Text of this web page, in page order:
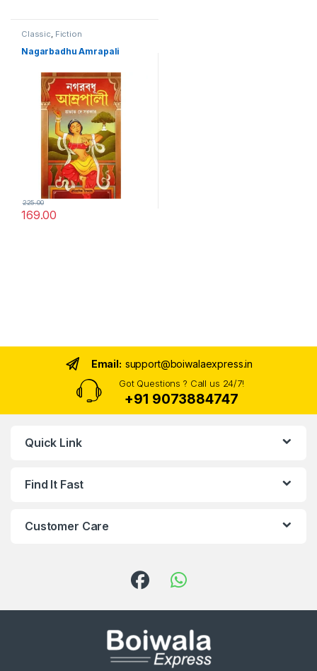
Classic, Fiction
Nagarbadhu Amrapali
169.00
225.00
Email: support@boiwalaexpress.in
Got Questions ? Call us 24/7!
+91 9073884747
Quick Link
Find It Fast
Customer Care